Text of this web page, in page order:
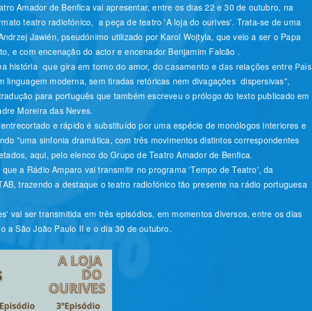
Amador de Benfica vai apresentar, entre os dias 22 e 30 de outubro, na
teatro radiofónico, a peça de teatro 'A loja do ourives'. Trata-se de uma
Jawién, pseudónimo utilizado por Karol Wojtyla, que veio a ser o Papa
e com encenação do actor e encenador Benjamim Falcão .
históriaque gira em torno do amor, do casamento e das relações entre Pais
linguagem moderna, sem tiradas retóricas nem divagações dispersivas",
para português que também escreveu o prólogo do texto publicado em
Moreira das Neves.
e rápido é substituído por uma espécie de monólogos interiores e
"uma sinfonia dramática, com três movimentos distintos correspondentes
aqui, pelo elenco do Grupo de Teatro Amador de Benfica.
a Rádio Amparo vai transmitir no programa 'Tempo de Teatro', da
trazendo a destaque o teatro radiofónico tão presente na rádio portuguesa
vai ser transmitida em três episódios, em momentos diversos, entre os dias
a São João Paulo II e o dia 30 de outubro.